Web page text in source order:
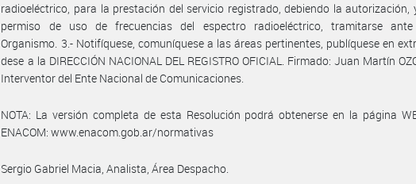
radioeléctrico, para la prestación del servicio registrado, debiendo la autorización,
permiso de uso de frecuencias del espectro radioeléctrico, tramitarse
Organismo. 3.- Notifíquese, comuníquese a las áreas pertinentes, publíquese en
dese a la DIRECCIÓN NACIONAL DEL REGISTRO OFICIAL. Firmado: Juan Martín
Interventor del Ente Nacional de Comunicaciones.
NOTA: La versión completa de esta Resolución podrá obtenerse en la página
ENACOM: www.enacom.gob.ar/normativas
Sergio Gabriel Macia, Analista, Área Despacho.